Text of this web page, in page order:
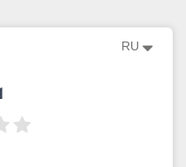
RU